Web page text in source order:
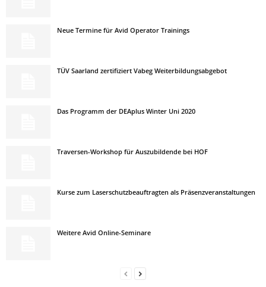
Neue Termine für Avid Operator Trainings
TÜV Saarland zertifiziert Vabeg Weiterbildungsabgebot
Das Programm der DEAplus Winter Uni 2020
Traversen-Workshop für Auszubildende bei HOF
Kurse zum Laserschutzbeauftragten als Präsenzveranstaltungen
Weitere Avid Online-Seminare